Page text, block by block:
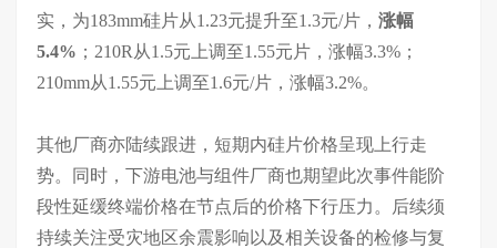
实，为183mm硅片从1.23元提升至1.3元/片， 涨幅
5.4% ；210R从1.5元上调至1.55元片，涨幅3.3%；
210mm从1.55元上调至1.6元/片，涨幅3.2%。
其他厂商亦陆续跟进，短期内硅片价格呈现上行走
势。同时，下游电池与组件厂商也期望此次事件能阶
段性延缓终端价格在节点后的价格下行压力。后续须
持续关注受灾地区余震影响以及相关设备的检修与复